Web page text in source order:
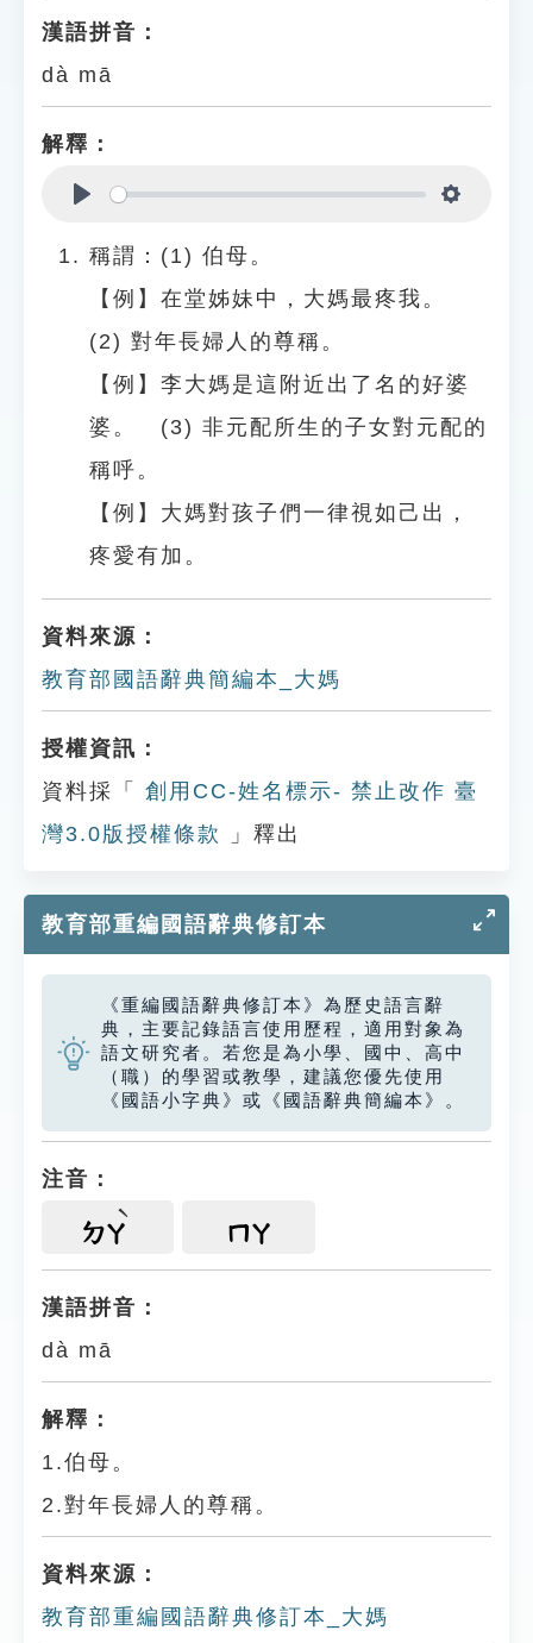
貓頭鷹博士
漢語拼音：
dà mā
解釋：
稱謂：(1) 伯母。
【例】在堂姊妹中，大媽最疼我。
(2) 對年長婦人的尊稱。
【例】李大媽是這附近出了名的好婆
婆。 (3) 非元配所生的子女對元配的
稱呼。
【例】大媽對孩子們一律視如己出，
疼愛有加。
資料來源：
教育部國語辭典簡編本_大媽
授權資訊：
資料採「
創用CC-姓名標示- 禁止改作 臺
灣3.0版授權條款
」釋出
教育部重編國語辭典修訂本
《重編國語辭典修訂本》為歷史語言辭
典，主要記錄語言使用歷程，適用對象為
語文研究者。若您是為小學、國中、高中
（職）的學習或教學，建議您優先使用
《國語小字典》或《國語辭典簡編本》。
注音：
ㄉㄚ ㄇㄚ
漢語拼音：
dà mā
解釋：
1.伯母。
2.對年長婦人的尊稱。
資料來源：
教育部重編國語辭典修訂本_大媽